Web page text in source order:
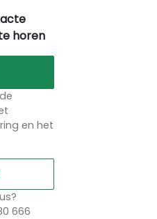
horen
en het
666